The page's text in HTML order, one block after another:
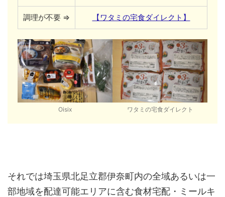
調理が不要 ⇒ 【ワタミの宅食ダイレクト】
Oisix ワタミの宅食ダイレクト
それでは埼玉県北足立郡伊奈町内の全域あるいは一
部地域を配達可能エリアに含む食材宅配・ミールキ